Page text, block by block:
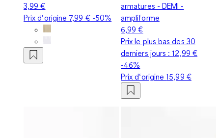
3,99 €
Prix d‘origine 7,99 €-50%
armatures - DEMI -
ampliforme
6,99 €
Prix le plus bas des 30
derniers jours :12,99 €
-46%
Prix d‘origine15,99 €